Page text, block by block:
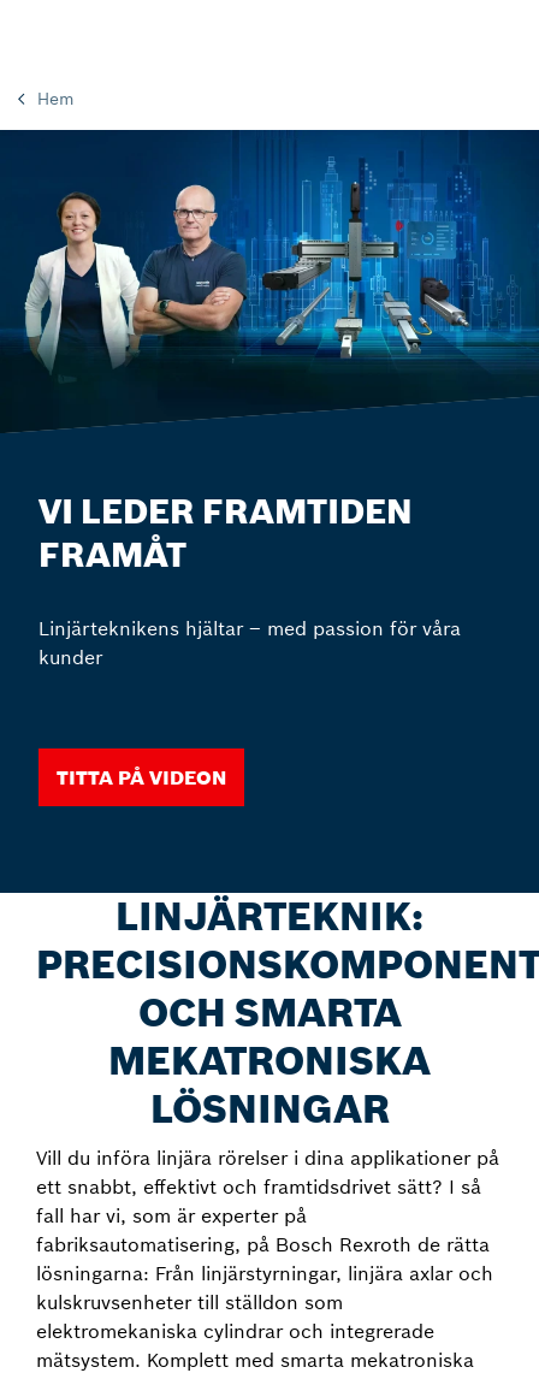
Hem
VI LEDER FRAMTIDEN
FRAMÅT
Linjärteknikens hjältar – med passion för våra
kunder
Titta på videon
LINJÄRTEKNIK:
OCH SMARTA
MEKATRONISKA
LÖSNINGAR
Vill du införa linjära rörelser i dina applikationer på
ett snabbt, effektivt och framtidsdrivet sätt? I så
fall har vi, som är experter på
fabriksautomatisering, på Bosch Rexroth de rätta
lösningarna: Från linjärstyrningar, linjära axlar och
kulskruvsenheter till ställdon som
elektromekaniska cylindrar och integrerade
mätsystem. Komplett med smarta mekatroniska